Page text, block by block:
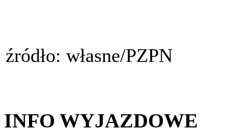
źródło: własne/PZPN
INFO WYJAZDOWE